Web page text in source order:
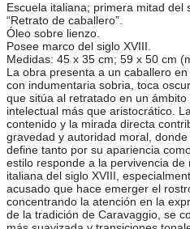
Escuela italiana; primera mitad del
“Retrato de caballero”.
Óleo sobre lienzo.
Posee marco del siglo XVIII.
Medidas: 45 x 35 cm; 59 x 50 cm
La obra presenta a un caballero
con indumentaria sobria, toca
que sitúa al retratado en un
intelectual más que aristocrático.
contenido y la mirada directa
gravedad y autoridad moral,
define tanto por su apariencia
estilo responde a la pervivencia
italiana del siglo XVIII,
acusado que hace emerger el
concentrando la atención en la
de la tradición de Caravaggio, se